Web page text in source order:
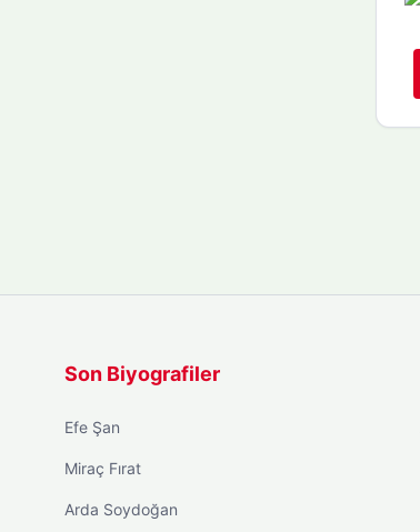
Son Biyografiler
Efe Şan
Miraç Fırat
Arda Soydoğan